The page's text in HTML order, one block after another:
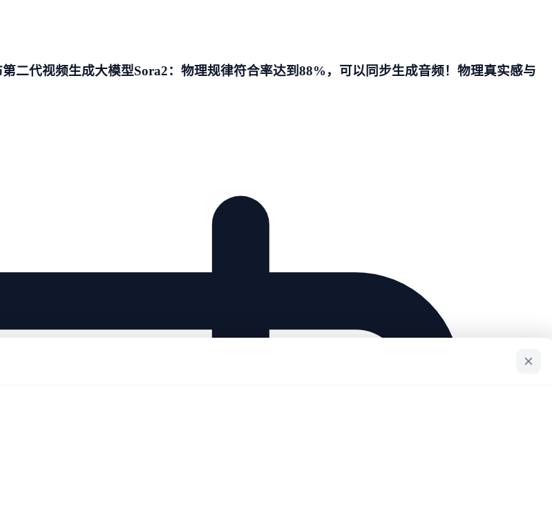
二代视频生成大模型Sora2：物理规律符合率达到88%，可以同步生成音频！物理真实感与